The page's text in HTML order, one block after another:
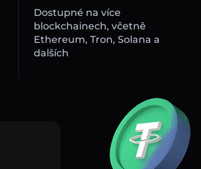
Dostupné na více
blockchainech, včetně
Ethereum, Tron, Solana a
dalších